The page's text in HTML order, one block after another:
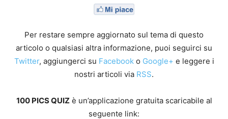
Per restare sempre aggiornato sul tema di questo
articolo o qualsiasi altra informazione, puoi seguirci su
Twitter, aggiungerci su Facebooko Google+ e leggere i
nostri articoli via RSS.
100 PICS QUIZè un’applicazione gratuita scaricabile al
seguente link: